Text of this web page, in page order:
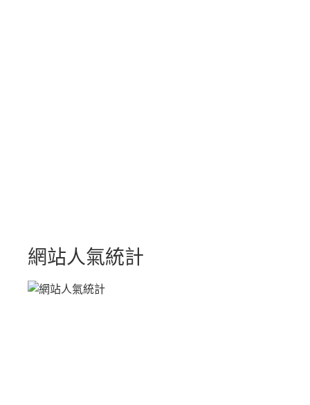
網站人氣統計